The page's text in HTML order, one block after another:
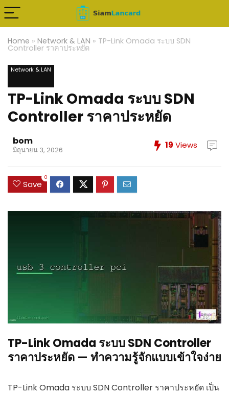
Home » Network & LAN » TP-Link Omada ระบบ SDN
Controller ราคาประหยัด
Network & LAN
TP-Link Omada ระบบ SDN
Controller ราคาประหยัด
bom
มิถุนายน 3, 2026 19 Views
Save
0
TP-Link Omada ระบบ SDN Controller
ราคาประหยัด — ทำความรู้จักแบบเข้าใจง่าย
TP-Link Omada ระบบ SDN Controller ราคาประหยัด เป็น